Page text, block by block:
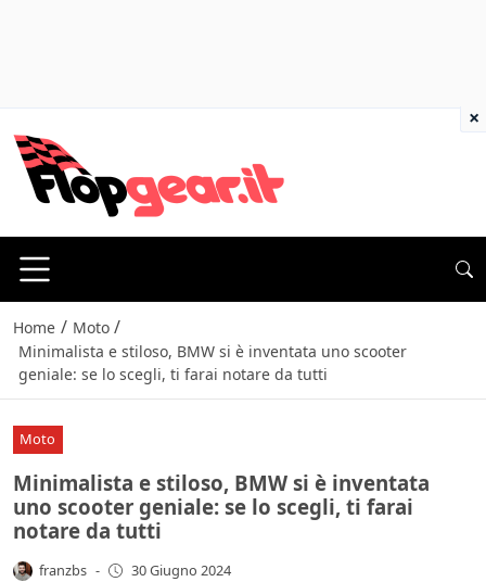
Home / Moto /
Minimalista e stiloso, BMW si è inventata uno scooter
geniale: se lo scegli, ti farai notare da tutti
Moto
Minimalista e stiloso, BMW si è inventata
uno scooter geniale: se lo scegli, ti farai
notare da tutti
franzbs - 30 Giugno 2024
×